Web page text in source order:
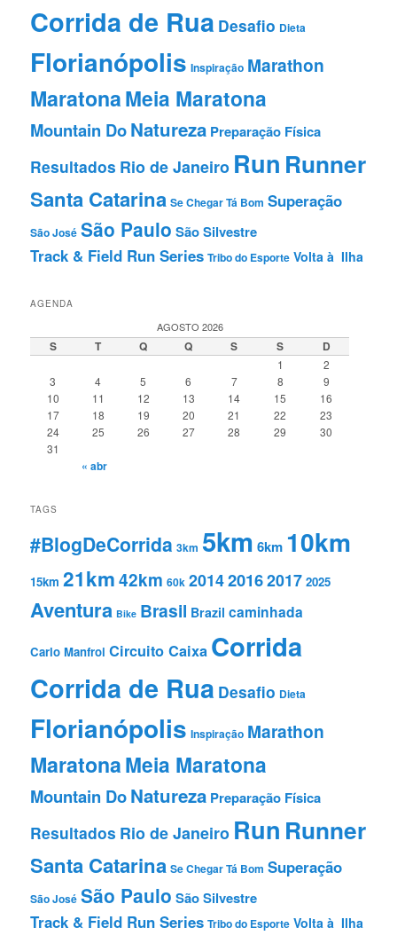
Corrida de Rua Desafio Dieta
Florianópolis Inspiração Marathon
MaratonaMeia Maratona
Mountain DoNatureza Preparação Fí­sica
Resultados Rio de Janeiro Run Runner
Santa Catarina Se Chegar Tá Bom Superação
São José São Paulo São Silvestre
Track & Field Run Series Tribo do Esporte Volta à Ilha
AGENDA
AGOSTO 2026
S T Q Q S S D
1
2
3
4 5 6 7 8
9
10
11 12 13 14 15
16
17
18 19 20 21 22
23
24
25 26 27 28 29
30
31
« abr
TAGS
#BlogDeCorrida 3km 5km 6km 10km
15km 21km42km 60k 201420162017 2025
Aventura Bike Brasil Brazil caminhada
Carlo Manfroi Circuito Caixa Corrida
Corrida de Rua Desafio Dieta
Florianópolis Inspiração Marathon
MaratonaMeia Maratona
Mountain DoNatureza Preparação Fí­sica
Resultados Rio de Janeiro Run Runner
Santa Catarina Se Chegar Tá Bom Superação
São José São Paulo São Silvestre
Track & Field Run Series Tribo do Esporte Volta à Ilha